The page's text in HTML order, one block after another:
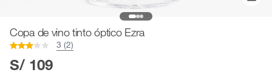
Copa de vino tinto óptico Ezra
3 (2)
S/ 109